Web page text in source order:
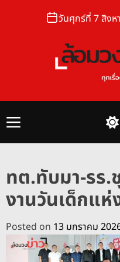
วันศุกร์ที่ 7 สิงห
อ
า
ว
M
c
h
c
o
l
o
r
m
ทต.ทับมา-รร.
งานวันเด็กแห่
Posted on 13 มกราคม